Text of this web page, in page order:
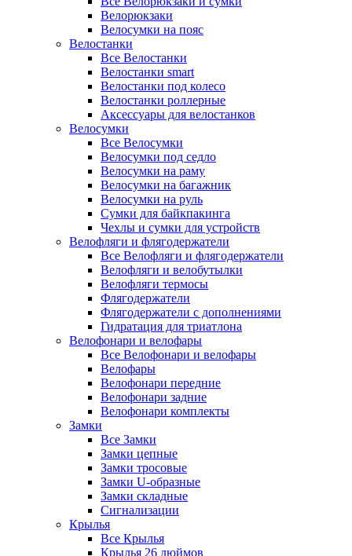
Велорюкзаки
Велосумки на пояс
Велостанки
Все Велостанки
Велостанки smart
Велостанки под колесо
Велостанки роллерные
Аксессуары для велостанков
Велосумки
Все Велосумки
Велосумки под седло
Велосумки на раму
Велосумки на багажник
Велосумки на руль
Сумки для байкпакинга
Чехлы и сумки для устройств
Велофляги и флягодержатели
Все Велофляги и флягодержатели
Велофляги и велобутылки
Велофляги термосы
Флягодержатели
Флягодержатели с дополнениями
Гидратация для триатлона
Велофонари и велофары
Все Велофонари и велофары
Велофары
Велофонари передние
Велофонари задние
Велофонари комплекты
Замки
Все Замки
Замки цепные
Замки тросовые
Замки U-образные
Замки складные
Сигнализации
Крылья
Все Крылья
Крылья 26 дюймов